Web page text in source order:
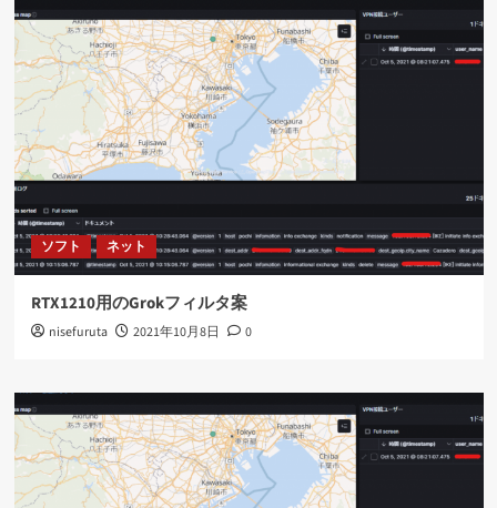
ソフト ネット
RTX1210用のGrokフィルタ案
nisefuruta 2021年10月8日 0